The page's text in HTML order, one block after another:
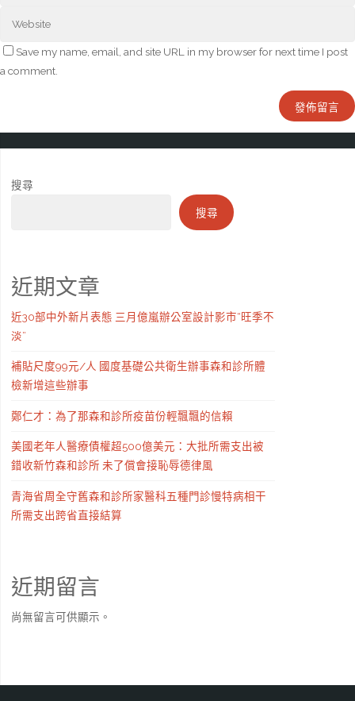
Save my name, email, and site URL in my browser for next time I post
a comment.
搜尋
搜尋
近期文章
近30部中外新片表態 三月億嵐辦公室設計影市“旺季不
淡”
補貼尺度99元/人 國度基礎公共衛生辦事森和診所體
檢新增這些辦事
鄭仁才：為了那森和診所疫苗份輕飄飄的信賴
美國老年人醫療債權超500億美元：大批所需支出被
錯收新竹森和診所 未了償會接恥辱德律風
青海省周全守舊森和診所家醫科五種門診慢特病相干
所需支出跨省直接結算
近期留言
尚無留言可供顯示。